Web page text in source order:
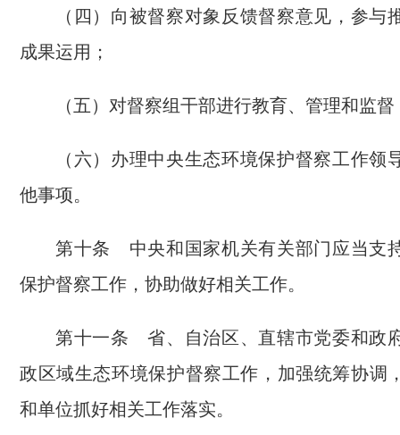
（四）向被督察对象反馈督察意见，参与
成果运用；
（五）对督察组干部进行教育、管理和监督
（六）办理中央生态环境保护督察工作领
他事项。
第十条 中央和国家机关有关部门应当支
保护督察工作，协助做好相关工作。
第十一条 省、自治区、直辖市党委和政
政区域生态环境保护督察工作，加强统筹协调
和单位抓好相关工作落实。